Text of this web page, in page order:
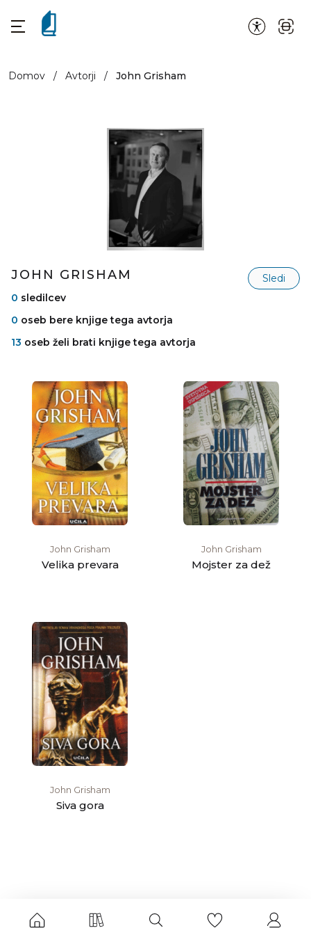
Domov / Avtorji / John Grisham
JOHN GRISHAM
Sledi
0 sledilcev
0 oseb bere knjige tega avtorja
13 oseb želi brati knjige tega avtorja
John Grisham
Velika prevara
John Grisham
Mojster za dež
John Grisham
Siva gora